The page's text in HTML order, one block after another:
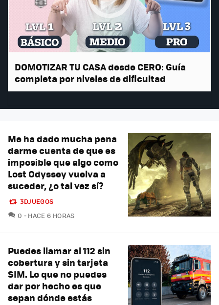
DOMOTIZAR TU CASA desde CERO: Guía
completa por niveles de dificultad
Me ha dado mucha pena
darme cuenta de que es
imposible que algo como
Lost Odyssey vuelva a
suceder, ¿o tal vez sí?
3DJUEGOS
0 COMENTARIOS
HACE 6 HORAS
Puedes llamar al 112 sin
cobertura y sin tarjeta
SIM. Lo que no puedes
dar por hecho es que
sepan dónde estás